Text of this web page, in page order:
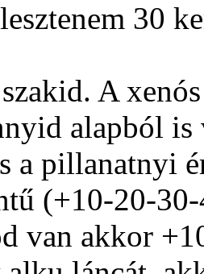
30
A
alapból is
a pillanatnyi
(+10-20-
van akkor